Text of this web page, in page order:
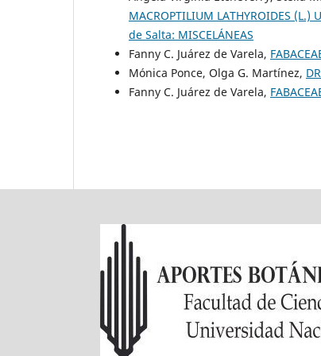
MACROPTILIUM LATHYROIDES (L.)
de Salta: MISCELÁNEAS
Fanny C. Juárez de Varela,
Mónica Ponce, Olga G. Martínez,
Fanny C. Juárez de Varela,